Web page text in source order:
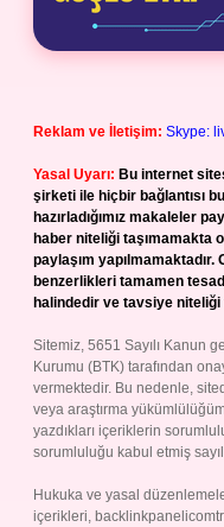
Reklam ve İletişim: Skype:
Yasal Uyarı: Bu internet
şirketi ile hiçbir bağlantısı
hazırladığımız makaleler
haber niteliği taşımamakta
paylaşım
benzerlikleri tamamen
halindedir ve tavsiye niteliği
Sitemiz, 5651 Sayılı Kanun
Kurumu (BTK) tarafından
vermektedir. Bu nedenle,
veya araştırma
yazdıkları içeriklerin
sorumluluğu kabul etmiş
Hukuka ve yasal
içerikleri,